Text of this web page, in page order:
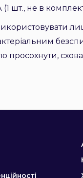
шт., не в
просохнути,